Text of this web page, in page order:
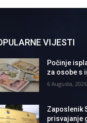
VIJESTI
Počinje
za osobe s
6 Augusta, 2026
Zaposlenik
prisvajanje